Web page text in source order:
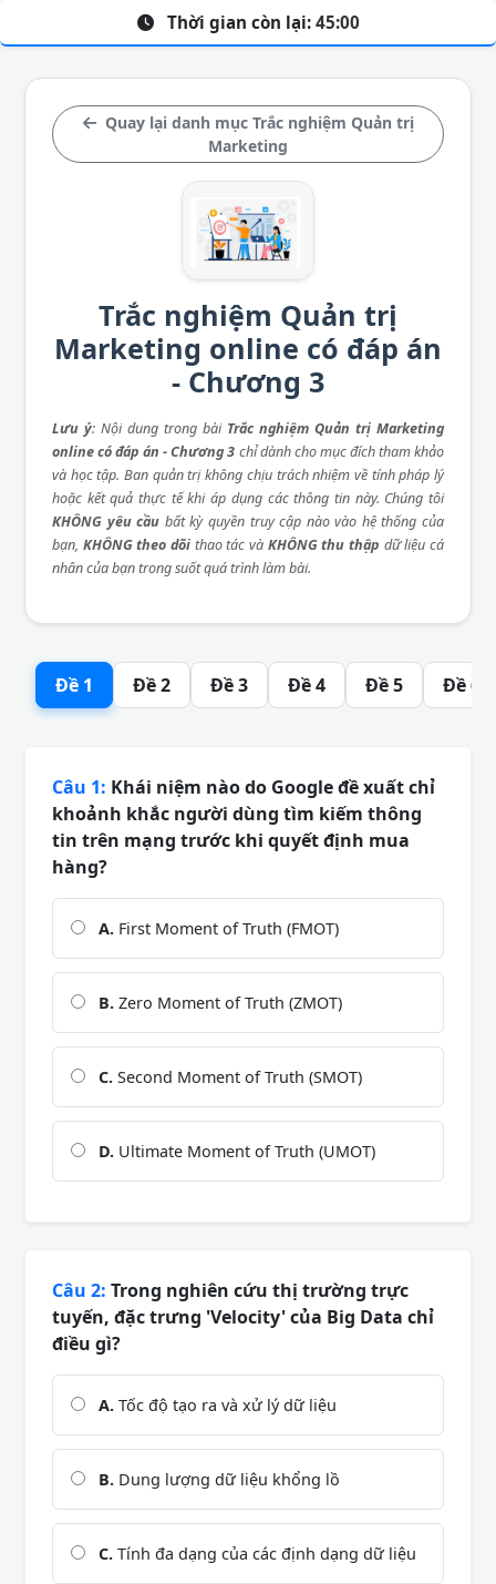
Quay lại danh mục Trắc nghiệm Quản trị
Marketing
Trắc nghiệm Quản trị
Marketing online có đáp án
- Chương 3
Lưu ý: Nội dung trong bài Trắc nghiệm Quản trị Marketing
online có đáp án - Chương 3 chỉ dành cho mục đích tham khảo
và học tập. Ban quản trị không chịu trách nhiệm về tính pháp lý
hoặc kết quả thực tế khi áp dụng các thông tin này. Chúng tôi
KHÔNG yêu cầu bất kỳ quyền truy cập nào vào hệ thống của
bạn, KHÔNG theo dõi thao tác và KHÔNG thu thập dữ liệu cá
nhân của bạn trong suốt quá trình làm bài.
Thời gian còn lại: 45:00
Đề 1 Đề 2 Đề 3 Đề 4 Đề 5 Đề 6
Câu 1: Khái niệm nào do Google đề xuất chỉ
khoảnh khắc người dùng tìm kiếm thông
tin trên mạng trước khi quyết định mua
hàng?
A. First Moment of Truth (FMOT)
B. Zero Moment of Truth (ZMOT)
C. Second Moment of Truth (SMOT)
D. Ultimate Moment of Truth (UMOT)
Câu 2: Trong nghiên cứu thị trường trực
tuyến, đặc trưng 'Velocity' của Big Data chỉ
điều gì?
A. Tốc độ tạo ra và xử lý dữ liệu
B. Dung lượng dữ liệu khổng lồ
C. Tính đa dạng của các định dạng dữ liệu